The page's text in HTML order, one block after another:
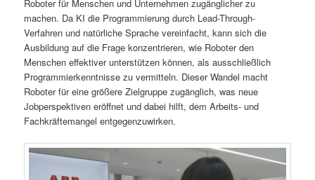
Roboter für Menschen und Unternehmen zugänglicher zu
machen. Da KI die Programmierung durch Lead-Through-
Verfahren und natürliche Sprache vereinfacht, kann sich die
Ausbildung auf die Frage konzentrieren, wie Roboter den
Menschen effektiver unterstützen können, als ausschließlich
Programmierkenntnisse zu vermitteln. Dieser Wandel macht
Roboter für eine größere Zielgruppe zugänglich, was neue
Jobperspektiven eröffnet und dabei hilft, dem Arbeits- und
Fachkräftemangel entgegenzuwirken.